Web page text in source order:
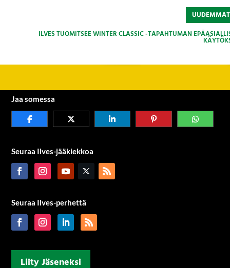
ILVES TUOMITSEE WINTER CLASSIC -TAPAHTUMAN
Jaa somessa
Seuraa Ilves-jääkiekkoa
Seuraa Ilves-perhettä
Liity Jäseneksi